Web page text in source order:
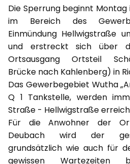
Die Sperrung beginnt
im Bereich des
Einmündung Hellwigstraße
und erstreckt sich über
Ortsausgang Ortsteil
Brücke nach Kahlenberg) in
Das Gewerbegebiet Wutha
Q 1 Tankstelle, werden
Straße - Hellwigstraße
Für die Anwohner der
Deubach wird der
grundsätzlich wie auch für
gewissen Wartezeiten